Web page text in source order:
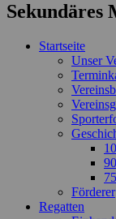
Sekundäres
Zum
Startseite
Unser
Förderer
Regatten